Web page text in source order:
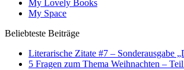
My Lovely Books
My Space
Beliebteste Beiträge
Literarische Zitate #7 – Sonderausgabe
5 Fragen zum Thema Weihnachten –